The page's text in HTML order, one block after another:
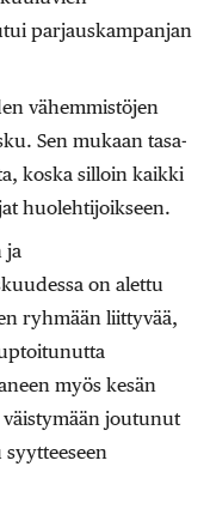
parjauskampanjan
vähemmistöjen
Sen mukaan tasa-
koska silloin kaikki
huolehtijoikseen.
ja
on alettu
ryhmään liittyvää,
myös kesän
väistymään joutunut